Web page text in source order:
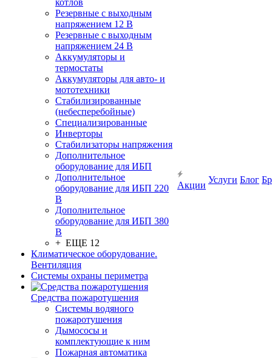
котлов
Резервные с выходным
напряжением 12 В
Резервные с выходным
напряжением 24 В
Аккумуляторы и
термостаты
Аккумуляторы для авто- и
мототехники
Стабилизированные
(небесперебойные)
Специализированные
Инверторы
Стабилизаторы напряжения
Дополнительное
оборудование для ИБП
Дополнительное
оборудование для ИБП 220
В
Дополнительное
оборудование для ИБП 380
В
+ ЕЩЕ 12
Климатическое оборудование.
Вентиляция
Системы охраны периметра
Средства пожаротушения
Системы водяного
пожаротушения
Дымососы и
комплектующие к ним
Пожарная автоматика
Акции
Услуги Блог